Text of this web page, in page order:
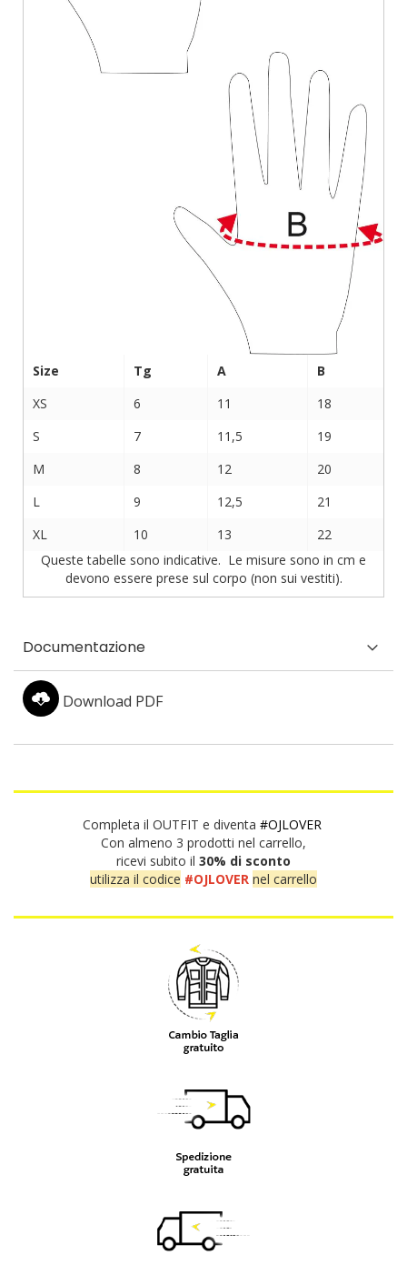
Completa il OUTFIT e diventa #OJLOVER
Con almeno 3 prodotti nel carrello,
ricevi subito il 30% di sconto
utilizza il codice #OJLOVER nel carrello
Size Tg A
B
XS
6 11
18
S
7 11,5
19
M
8 12
20
L
9 12,5
21
XL
10 13
22
Queste tabelle sono indicative. Le misure sono in cm e
devono essere prese sul corpo (non sui vestiti).
Documentazione
Download PDF